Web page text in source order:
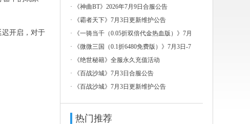
开启，对于
3日-7
·
《神曲BT》2026年7月9日合服公告
·
《霸者天下》7月3日更新维护公告
·
《一骑当千（0.05折双倍代金热血版）》7月
3日-7
·
《微微三国（0.1折6480免费版）》7月3日-7
月
·
《绝世秘籍》全服永久充值活动
·
《百战沙城》7月3日合服公告
·
《百战沙城》7月3日更新维护公告
热门推荐